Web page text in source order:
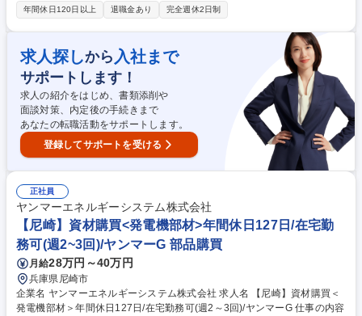
行う当社にて、システムエンジニア(SE)としてご活躍いただきます。 【具
ルの開発・管理 ■セキュリティ管理 ■社員からの問い合わせ対応 など 【業
務の変更範囲：当社の定める範囲】 募集職種 【名古屋/社内SE】年休125
日◎創業100年の安定基盤/年収588万～/福利厚生充実
年間休日120日以上 退職金あり 完全週休2日制
求人探しから 入社まで
サポートします！
求人の紹介をはじめ、書類添削や
面談対策、内定後の手続きまで
あなたの転職活動をサポートします。
登録してサポートを受ける
正社員
ヤンマーエネルギーシステム株式会社
【尼崎】資材購買<発電機部材>年間休日127日/在宅勤
務可(週2~3回)/ヤンマーG 部品購買
月給28万円～40万円
兵庫県尼崎市
企業名 ヤンマーエネルギーシステム株式会社 求人名 【尼崎】資材購買＜
発電機部材＞年間休日127日/在宅勤務可(週2～3回)/ヤンマーG 仕事の内容